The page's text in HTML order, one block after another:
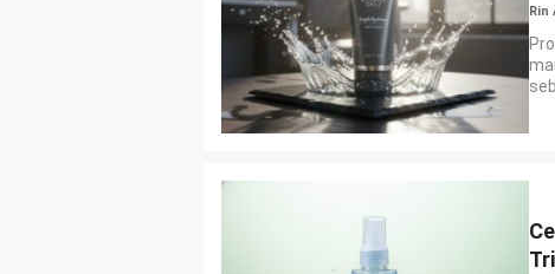
Rin